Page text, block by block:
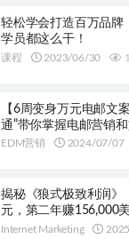
轻松学会打造百万品牌
学员都这么干！
课程 2023/06/30
【6周变身万元电邮文
通”带你掌握电邮营销
的收入!
EDM营销 2024/07/07
揭秘《狼式极致利润》
元，第二年赚156,000
入，无需特殊技能！
Internet Marketing